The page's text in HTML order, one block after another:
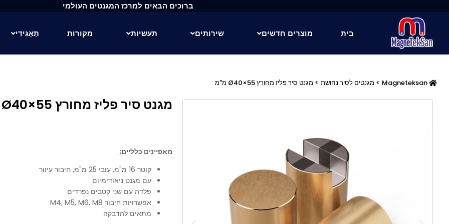
ברוכים הבאים למרכז המגנטים העולמי
בית מוצרים חדשים שירותים תעשיות מקורות תַאֲגִידִי
Magneteksan
> מגנטים לסיר נחושת > מגנט סיר פליז מחורץ Ø40×55 מ"מ
מגנט סיר פליז מחורץ Ø40×55 מ"מ
מאפיינים כלליים;
קוטר 16 מ"מ, עובי 25 מ"מ, חיבור עיוור
עם מגנט ניאודימיום
פלדה עם שני קטבים נפרדים
אפשרויות חיבור M4, M5, M6, M8
מתאים להדבקה